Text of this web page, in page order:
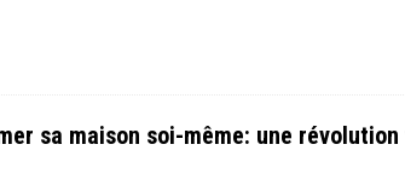
sa maison soi-même: une